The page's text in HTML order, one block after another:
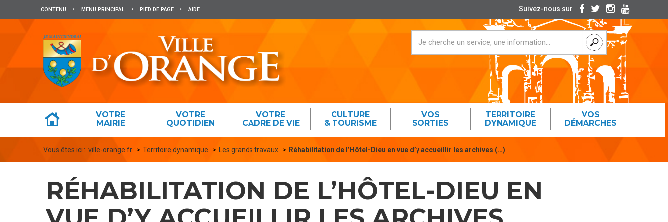
CONTENU • MENU PRINCIPAL • PIED DE PAGE • AIDE
VOTRE
MAIRIE
VOTRE
QUOTIDIEN
VOTRE
CADRE DE VIE
CULTURE
& TOURISME
VOS
SORTIES
TERRITOIRE
DYNAMIQUE
VOS
DÉMARCHES
Suivez-nous sur
Vous êtes ici : ville-orange.fr Territoire dynamique Les grands travaux Réhabilitation de l’Hôtel-Dieu en vue d’y accueillir les archives (...)
RÉHABILITATION DE L’HÔTEL-DIEU EN